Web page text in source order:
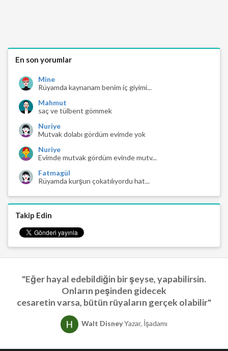
En son yorumlar
Mine
Rüyamda kaynanam benim iç giyimi...
Mahmut
saç ve tülbent gömmek
Nuriye
Mutvak dolabı gördüm evimde yok
Nuriye
Evimde mutvak gördüm evinde mutv...
Fatmagül
Rüyamda kurşun çokatılıyordu hat...
Takip Edin
"Eğer hayal edebildiğin bir şeyse, yapabilirsin.
Onların peşinden gidecek
cesaretin varsa, bütün rüyaların gerçek olabilir"
Walt DisneyYazar, İşadamı